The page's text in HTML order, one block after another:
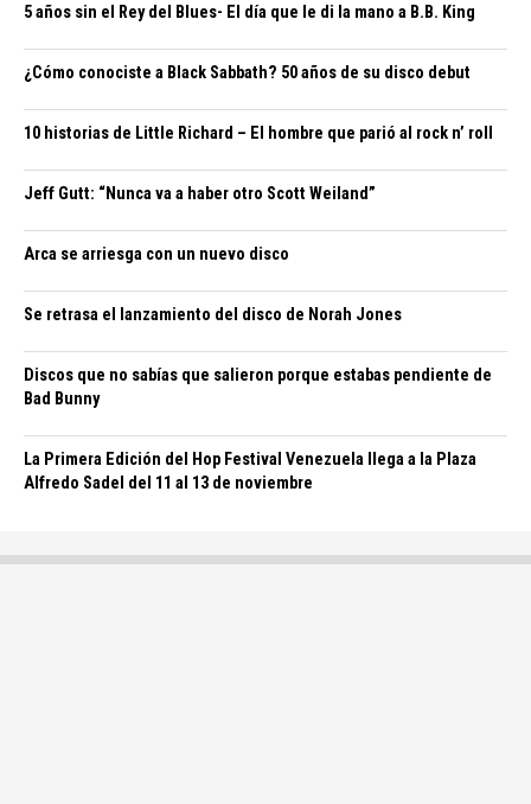
5 años sin el Rey del Blues- El día que le di la mano a B.B. King
¿Cómo conociste a Black Sabbath? 50 años de su disco debut
10 historias de Little Richard – El hombre que parió al rock n’ roll
Jeff Gutt: “Nunca va a haber otro Scott Weiland”
Arca se arriesga con un nuevo disco
Se retrasa el lanzamiento del disco de Norah Jones
Discos que no sabías que salieron porque estabas pendiente de
Bad Bunny
La Primera Edición del Hop Festival Venezuela llega a la Plaza
Alfredo Sadel del 11 al 13 de noviembre